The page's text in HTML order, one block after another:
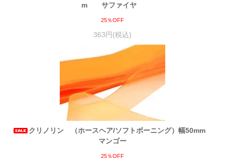
m サファイヤ
25％OFF
363円(税込)
クリノリン （ホースヘア/ソフトボーニング）幅50mm
マンゴー
25％OFF